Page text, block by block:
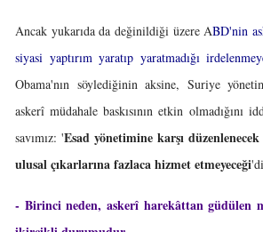
Ancak yukarıda da değinildiği üzere ABD'nin
siyasi yaptırım yaratıp yaratmadığı
Obama'nın söylediğinin aksine, Suriye
askerî müdahale baskısının etkin olmadığını
savımız: 'Esad yönetimine karşı
ulusal çıkarlarına fazlaca hizmet etmeyeceği
- Birinci neden, askerî harekâttan güdülen